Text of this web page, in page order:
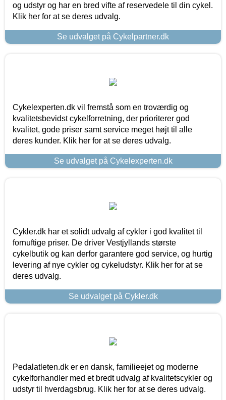
og udstyr og har en bred vifte af reservedele til din cykel.
Klik her for at se deres udvalg.
Se udvalget på Cykelpartner.dk
Cykelexperten.dk vil fremstå som en troværdig og
kvalitetsbevidst cykelforretning, der prioriterer god
kvalitet, gode priser samt service meget højt til alle
deres kunder. Klik her for at se deres udvalg.
Se udvalget på Cykelexperten.dk
Cykler.dk har et solidt udvalg af cykler i god kvalitet til
fornuftige priser. De driver Vestjyllands største
cykelbutik og kan derfor garantere god service, og hurtig
levering af nye cykler og cykeludstyr. Klik her for at se
deres udvalg.
Se udvalget på Cykler.dk
Pedalatleten.dk er en dansk, familieejet og moderne
cykelforhandler med et bredt udvalg af kvalitetscykler og
udstyr til hverdagsbrug. Klik her for at se deres udvalg.